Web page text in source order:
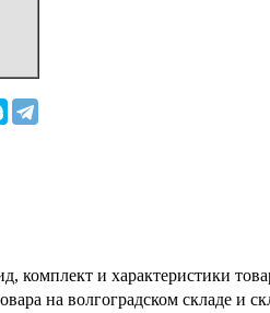
комплект и характеристики
на волгоградском складе и